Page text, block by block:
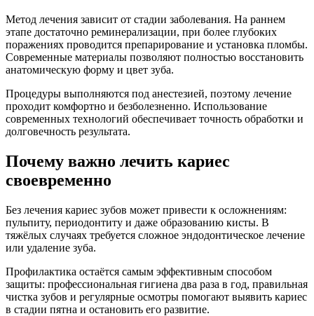
Метод лечения зависит от стадии заболевания. На раннем
этапе достаточно реминерализации, при более глубоких
поражениях проводится препарирование и установка пломбы.
Современные материалы позволяют полностью восстановить
анатомическую форму и цвет зуба.
Процедуры выполняются под анестезией, поэтому лечение
проходит комфортно и безболезненно. Использование
современных технологий обеспечивает точность обработки и
долговечность результата.
Почему важно лечить кариес
своевременно
Без лечения кариес зубов может привести к осложнениям:
пульпиту, периодонтиту и даже образованию кисты. В
тяжёлых случаях требуется сложное эндодонтическое лечение
или удаление зуба.
Профилактика остаётся самым эффективным способом
защиты: профессиональная гигиена два раза в год, правильная
чистка зубов и регулярные осмотры помогают выявить кариес
в стадии пятна и остановить его развитие.